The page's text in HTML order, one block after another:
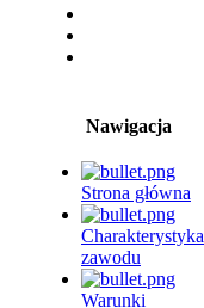
Nawigacja
Strona główna
Charakterystyka
zawodu
Warunki